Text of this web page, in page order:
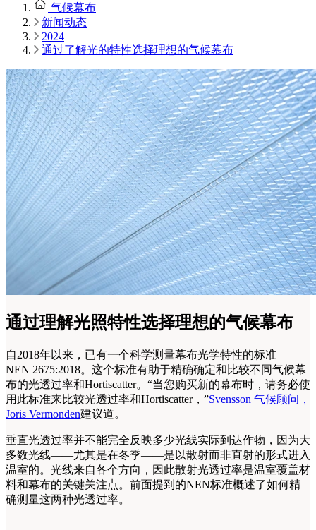
气候幕布
新闻动态
2024
通过了解光的特性选择理想的气候幕布
通过理解光照特性选择理想的气候幕布
自2018年以来，已有一个科学测量幕布光学特性的标准——
NEN 2675:2018。这个标准有助于精确确定和比较不同气候幕
布的光透过率和Hortiscatter。“当您购买新的幕布时，请务必使
用此标准来比较光透过率和Hortiscatter，”Svensson 气候顾问，
Joris Vermonden建议道。
垂直光透过率并不能完全反映多少光线实际到达作物，因为大
多数光线——尤其是在冬季——是以散射而非直射的形式进入
温室的。光线来自各个方向，因此散射光透过率是温室覆盖材
料和幕布的关键关注点。前面提到的NEN标准概述了如何精
确测量这两种光透过率。